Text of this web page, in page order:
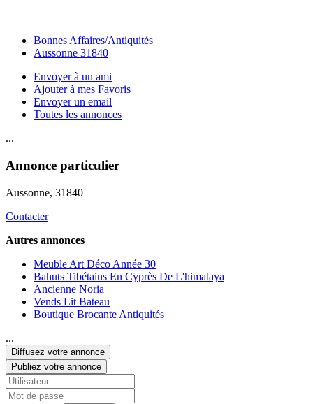
Bonnes Affaires/Antiquités
Aussonne 31840
Envoyer à un ami
Ajouter à mes Favoris
Envoyer un email
Toutes les annonces
...
Annonce particulier
Aussonne, 31840
Contacter
Autres annonces
Meuble Art Déco Année 30
Bahuts Tibétains En Cyprès De L'himalaya
Ancienne Noria
Vends Lit Bateau
Boutique Brocante Antiquités
...
Diffusez votre annonce
Publiez votre annonce